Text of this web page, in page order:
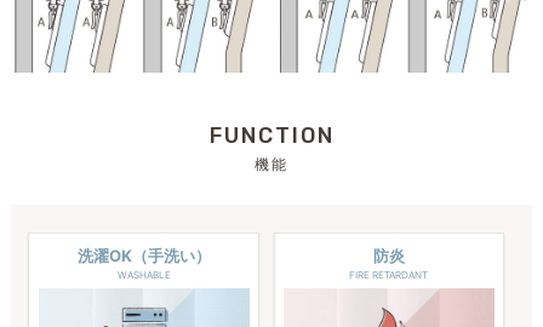
FUNCTION
機能
洗濯OK（手洗い）
WASHABLE
防炎
FIRE RETARDANT